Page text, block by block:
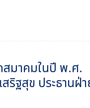
สมาคมในปี พ.ศ.
ริฐสุข ประธานฝ่